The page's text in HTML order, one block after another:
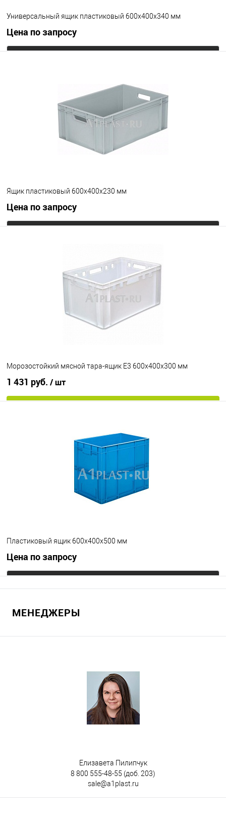
Универсальный ящик пластиковый 600х400х340 мм
Цена по запросу
Под заказ
Ящик пластиковый 600х400х230 мм
Цена по запросу
Под заказ
Морозостойкий мясной тара-ящик Е3 600х400х300 мм
1 431 руб. / шт
Под заказ
Пластиковый ящик 600x400x500 мм
Цена по запросу
В избранное
МЕНЕДЖЕРЫ
Елизавета Пилипчук
8 800 555-48-55 (доб. 203)
sale@a1plast.ru